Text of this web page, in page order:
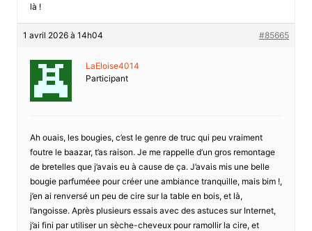
là !
1 avril 2026 à 14h04 #85665
LaEloise4014
Participant
Ah ouais, les bougies, c’est le genre de truc qui peu vraiment
foutre le baazar, t’as raison. Je me rappelle d’un gros remontage
de bretelles que j’avais eu à cause de ça. J’avais mis une belle
bougie parfuméee pour créer une ambiance tranquille, mais bim !,
j’en ai renversé un peu de cire sur la table en bois, et là,
l’angoisse. Après plusieurs essais avec des astuces sur Internet,
j’ai fini par utiliser un sèche-cheveux pour ramollir la cire, et